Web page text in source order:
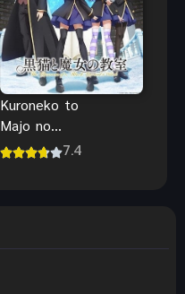
Kuroneko to
Majo no
Kyoushitsu7.4